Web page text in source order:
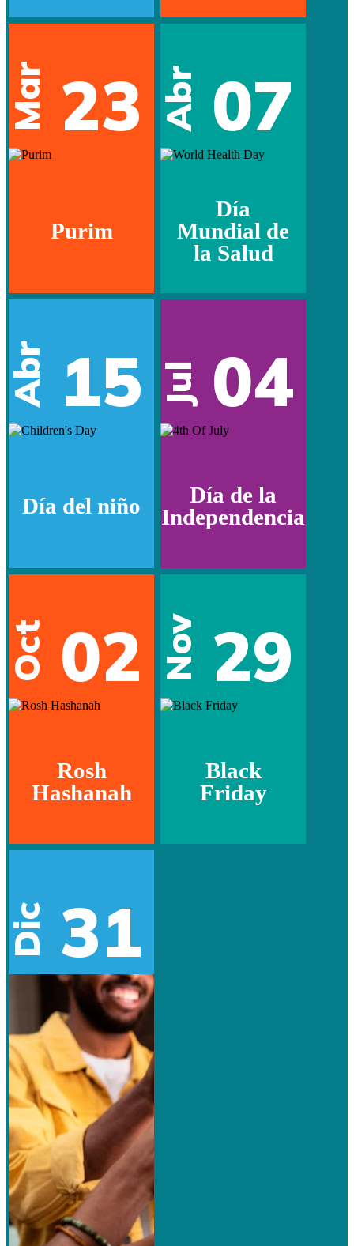
Mar 23
Purim
Abr 07
Día
Mundial de
la Salud
Abr 15
Día del niño
Jul 04
Día de la
Independencia
Oct 02
Rosh
Hashanah
Nov 29
Black
Friday
Dic 31